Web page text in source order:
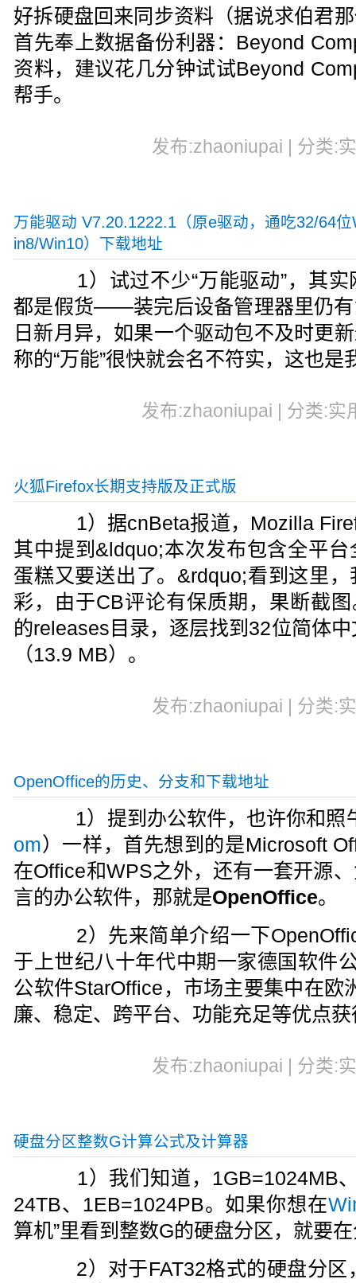
好拆硬盘回来同步资料（据说求伯君
首先奉上数据备份利器：Beyond
资料，建议花几分钟试试Beyond
帮手。
发布:zhaoniupai | 分类:
万能驱动 V7.20.1222.1（原e驱动，通吃32/64
in8/Win10）下载地址
1）试过不少“万能驱动”，其实
都是假货——装完后设备管理器里仍
日新月异，如果一个驱动包不及时更
称的“万能”很快就会名不符实，这也
发布:zhaoniupai | 分类:实
火狐Firefox长期支持版及正式版
1）据cnBeta报道，Mozilla
其中提到&ldquo;本次发布包含全平
蛋糕又要送出了。&rdquo;看到这里
彩，由于CB评论有保质期，果断
的releases目录，逐层找到32位简体
（13.9 MB）。
发布:zhaoniupai | 分类:
OpenOffice的历史、分支和下载地址
1）提到办公软件，也许你和照
om）一样，首先想到的是Microsoft
在Office和WPS之外，还有一套开源
言的办公软件，那就是OpenOffice。
2）先来简单介绍一下
于上世纪八十年代中期一家德国软件
公软件StarOffice，市场主要集中在欧
廉、稳定、跨平台、功能充足等优点
发布:zhaoniupai | 分类:
硬盘分区整数G计算公式及计算器
1）我们知道，1GB=1024MB、
24TB、1EB=1024PB。如果你想在
算机”里看到整数G的硬盘分区，就要
2）对于FAT32格式的硬盘分区